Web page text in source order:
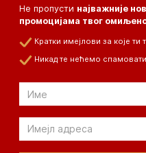
Не пропусти најважније
промоцијама твог
Кратки имејлови за које ти
Никад те нећемо
Email
Email